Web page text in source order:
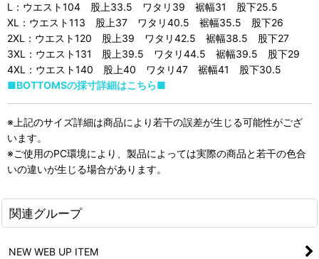
L：ウエスト104 股上33.5 ワタリ39 裾幅31 股下25.5
XL：ウエスト113 股上37 ワタリ40.5 裾幅35.5 股下26
2XL：ウエスト120 股上39 ワタリ42.5 裾幅38.5 股下27
3XL：ウエスト131 股上39.5 ワタリ44.5 裾幅39.5 股下29
4XL：ウエスト140 股上40 ワタリ47 裾幅41 股下30.5
■BOTTOMSの採寸詳細はこちら■
※上記のサイズ詳細は商品により若干の誤差が生じる可能性がござ
います。
※ご使用のPC環境により、製品によっては実際の商品と若干の色合
いの違いが生じる場合があります。
関連グループ
NEW WEB UP ITEM